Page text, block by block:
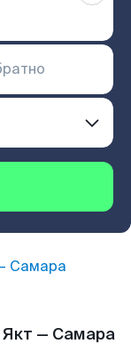
Самара
— Самара